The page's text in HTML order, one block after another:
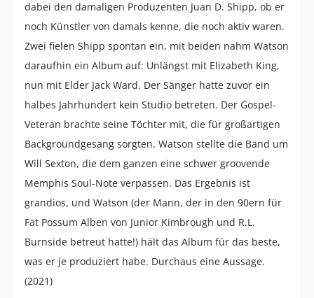
dabei den damaligen Produzenten Juan D. Shipp, ob er
noch Künstler von damals kenne, die noch aktiv waren.
Zwei fielen Shipp spontan ein, mit beiden nahm Watson
daraufhin ein Album auf: Unlängst mit Elizabeth King,
nun mit Elder Jack Ward. Der Sänger hatte zuvor ein
halbes Jahrhundert kein Studio betreten. Der Gospel-
Veteran brachte seine Töchter mit, die für großartigen
Backgroundgesang sorgten, Watson stellte die Band um
Will Sexton, die dem ganzen eine schwer groovende
Memphis Soul-Note verpassen. Das Ergebnis ist
grandios, und Watson (der Mann, der in den 90ern für
Fat Possum Alben von Junior Kimbrough und R.L.
Burnside betreut hatte!) hält das Album für das beste,
was er je produziert habe. Durchaus eine Aussage.
(2021)